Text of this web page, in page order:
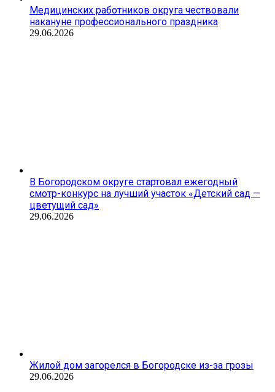
Медицинских работников округа чествовали
накануне профессионального праздника
29.06.2026
В Богородском округе стартовал ежегодный
смотр-конкурс на лучший участок «Детский сад —
цветущий сад»
29.06.2026
Жилой дом загорелся в Богородске из-за грозы
29.06.2026